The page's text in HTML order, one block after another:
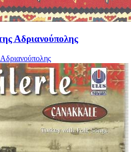
Αδριανούπολης
Αδριανούπολης